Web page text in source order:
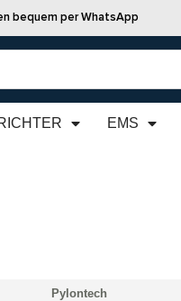
bequem per WhatsApp
EMS
Pylontech